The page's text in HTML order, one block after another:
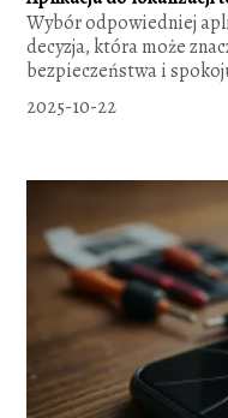
Wybór odpowiedniej
decyzja, która może
bezpieczeństwa i
2025-10-22